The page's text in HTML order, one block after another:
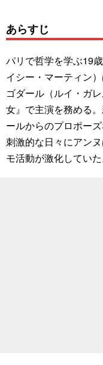
あらすじ
パリで哲学を学ぶ19
イシー・マーティン
ゴダール（ルイ・ガ
女』で主演を務める
ールからのプロポー
刺激的な日々にアン
モ活動が激化していた